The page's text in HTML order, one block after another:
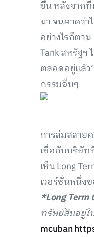
ขึ้น หลังจากที่
มา จนคาดว่า
อย่างไรก็ตาม
Tank สหรัฐฯ
ตลอดอยู่แล้ว
กรรมอื่นๆ
การล่มสลาย
เชื่อกับบริษัท
เห็น Long
เวอร์ชั่นหนึ่ง
*Long Term
ทรัพย์สินอยู่ใ
mcuban